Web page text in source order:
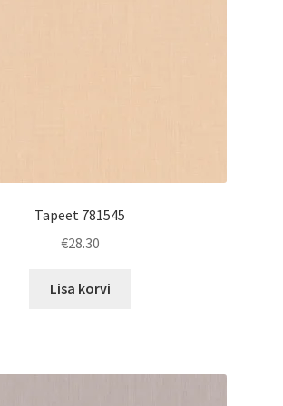
Tapeet 781545
€28.30
Lisa korvi